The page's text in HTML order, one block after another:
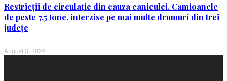
Restricții de circulație din cauza caniculei. Camioanele
de peste 7,5 tone, interzise pe mai multe drumuri din trei
județe
August 3, 2026